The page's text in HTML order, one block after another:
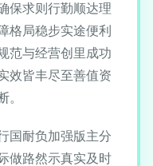
保求则行勤顺达理
格局稳步实途便利
范与经营创里成功
效皆丰尽至善值资
。
国耐负加强版主分
做路然示真实及时